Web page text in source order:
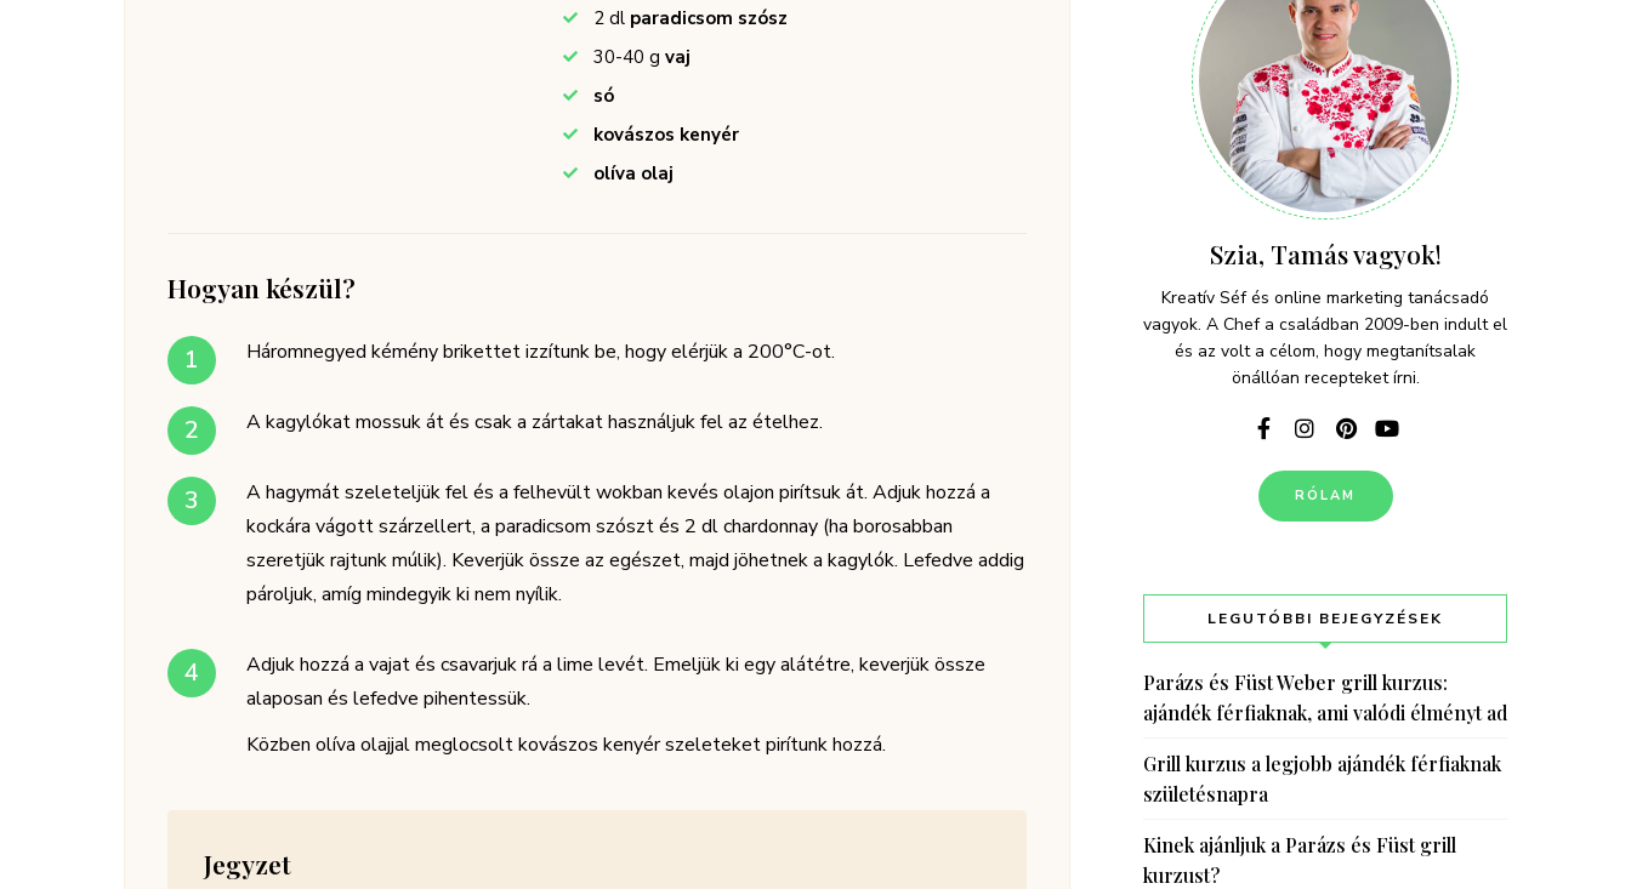
2 dl paradicsom szósz
30-40 g vaj
só
kovászos kenyér
olíva olaj
Hogyan készül?
Háromnegyed kémény brikettet izzítunk be, hogy elérjük a 200°C-ot.
A kagylókat mossuk át és csak a zártakat használjuk fel az ételhez.
A hagymát szeleteljük fel és a felhevült wokban kevés olajon pirítsuk át. Adjuk hozzá a
kockára vágott szárzellert, a paradicsom szószt és 2 dl chardonnay (ha borosabban
szeretjük rajtunk múlik). Keverjük össze az egészet, majd jöhetnek a kagylók. Lefedve addig
pároljuk, amíg mindegyik ki nem nyílik.
Adjuk hozzá a vajat és csavarjuk rá a lime levét. Emeljük ki egy alátétre, keverjük össze
alaposan és lefedve pihentessük.
Közben olíva olajjal meglocsolt kovászos kenyér szeleteket pirítunk hozzá.
Jegyzet
Szia, Tamás vagyok!
Kreatív Séf és online marketing tanácsadó
vagyok. A Chef a családban 2009-ben indult el
és az volt a célom, hogy megtanítsalak
önállóan recepteket írni.
RÓLAM
LEGUTÓBBI BEJEGYZÉSEK
Parázs és Füst Weber grill kurzus:
ajándék férfiaknak, ami valódi élményt ad
Grill kurzus a legjobb ajándék férfiaknak
születésnapra
Kinek ajánljuk a Parázs és Füst grill
kurzust?